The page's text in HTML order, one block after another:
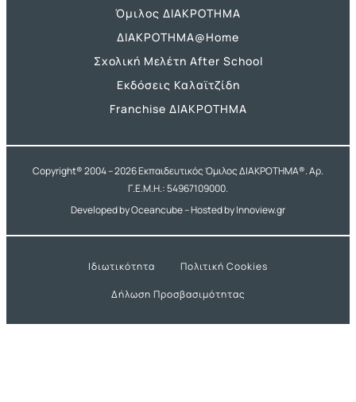
Όμιλος ΔΙΑΚΡΟΤΗΜΑ
ΔΙΑΚΡΟΤΗΜΑ@Home
Σχολική Μελέτη After School
Εκδόσεις Καλαϊτζίδη
Franchise ΔΙΑΚΡΟΤΗΜΑ
Copyright® 2004 –2026Εκπαιδευτικός Όμιλος ΔΙΑΚΡΟΤΗΜΑ®. Αρ.
Γ.Ε.Μ.Η.: 54967109000.
Developed byOceancube– Hosted byInnoview.gr
Ιδιωτικότητα Πολιτική Cookies
Δήλωση Προσβασιμότητας